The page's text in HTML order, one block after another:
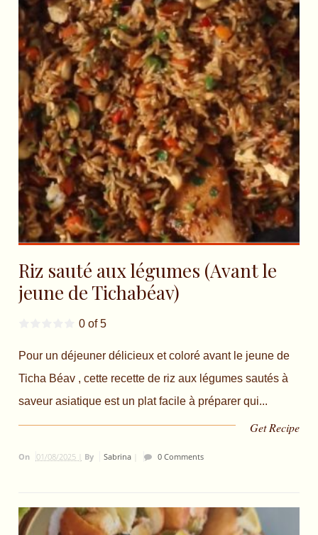
Riz sauté aux légumes (Avant le
jeune de Tichabéav)
0 of 5
Pour un déjeuner délicieux et coloré avant le jeune de
Ticha Béav , cette recette de riz aux légumes sautés à
saveur asiatique est un plat facile à préparer qui...
Get Recipe
On 01/08/2025 | By Sabrina| 0 Comments